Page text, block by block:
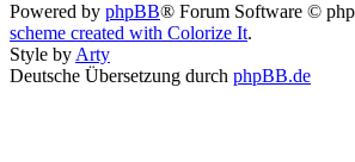
Powered by phpBB® Forum Software ©
scheme created with Colorize It.
Style byArty
Deutsche Übersetzung durch phpBB.de